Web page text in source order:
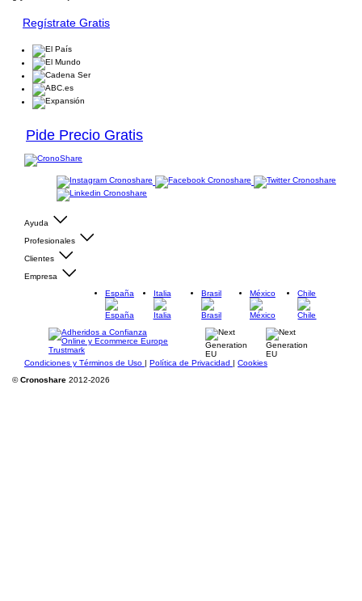
Regístrate Gratis
Pide Precio Gratis
Ayuda
Profesionales
Clientes
Empresa
España
Italia Brasil México Chile
Condiciones y Términos de Uso | Política de Privacidad | Cookies
©Cronoshare 2012-2026